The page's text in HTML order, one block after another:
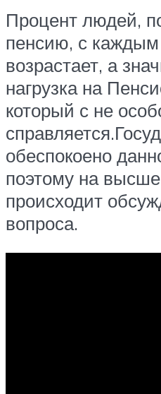
Процент людей,
пенсию, с каждым
возрастает, а
нагрузка на
который с не
обеспокоено
поэтому на
происходит
вопроса.